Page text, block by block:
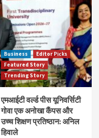
Business
Editor Picks
Featured Story
Trending Story
एमआईटी वर्ल्ड पीस यूनिवर्सिटी
गोवा एक अनोखा कैंपस और
उच्च शिक्षण प्रतिष्ठान: अनिल
हिवाले